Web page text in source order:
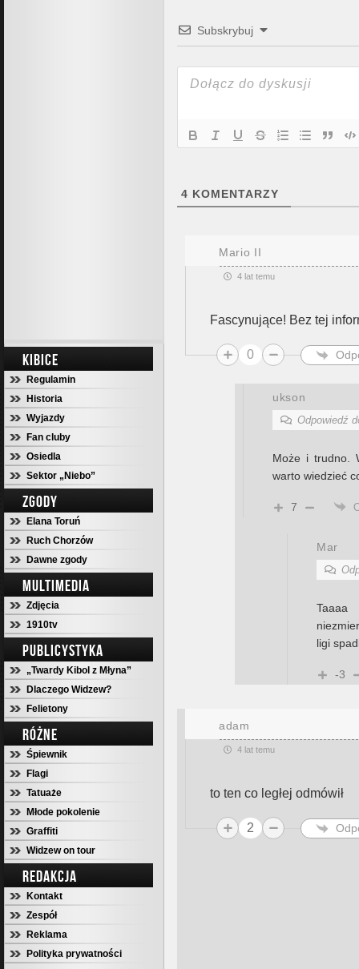
KIBICE
Regulamin
Historia
Wyjazdy
Fan cluby
Osiedla
Sektor „Niebo”
ZGODY
Elana Toruń
Ruch Chorzów
Dawne zgody
MULTIMEDIA
Zdjęcia
1910tv
PUBLICYSTYKA
„Twardy Kibol z Młyna”
Dlaczego Widzew?
Felietony
RÓŻNE
Śpiewnik
Flagi
Tatuaże
Młode pokolenie
Graffiti
Widzew on tour
REDAKCJA
Kontakt
Zespół
Reklama
Polityka prywatności
Subskrybuj
4 KOMENTARZY
Mario II
4 lat temu
Fascynujące! Bez tej
0
ukson
Odpowiedź
Może i trudno.
warto wiedzieć
7
Mar
Taaaa
ligi
-3
adam
4 lat temu
to ten co ległej odmówił
2